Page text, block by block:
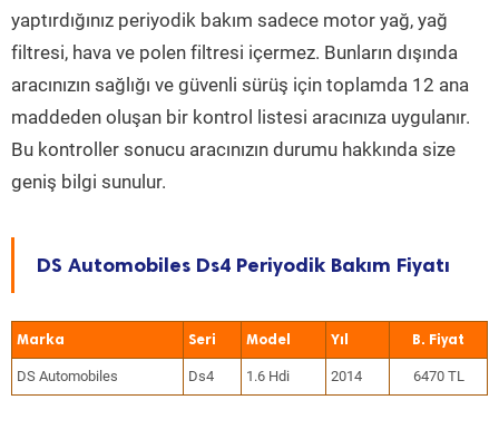
yaptırdığınız periyodik bakım sadece motor yağ, yağ
filtresi, hava ve polen filtresi içermez. Bunların dışında
aracınızın sağlığı ve güvenli sürüş için toplamda 12 ana
maddeden oluşan bir kontrol listesi aracınıza uygulanır.
Bu kontroller sonucu aracınızın durumu hakkında size
geniş bilgi sunulur.
DS Automobiles Ds4 Periyodik Bakım Fiyatı
Marka Seri Model Yıl
DS Automobiles Ds4 1.6 Hdi 2014 6470 TL